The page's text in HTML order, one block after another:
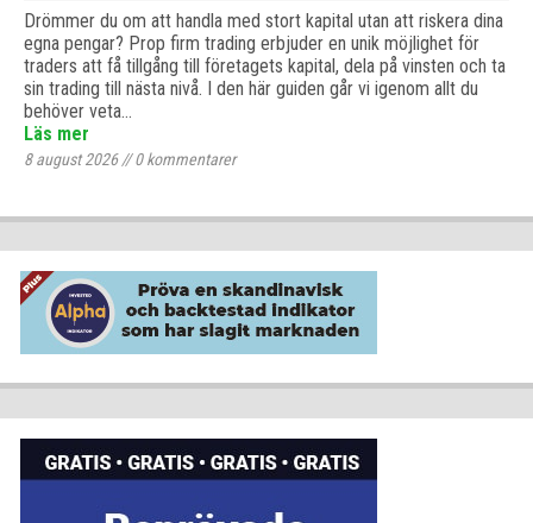
Drömmer du om att handla med stort kapital utan att riskera dina
egna pengar? Prop firm trading erbjuder en unik möjlighet för
traders att få tillgång till företagets kapital, dela på vinsten och ta
sin trading till nästa nivå. I den här guiden går vi igenom allt du
behöver veta…
Läs mer
8 august 2026//0kommentarer